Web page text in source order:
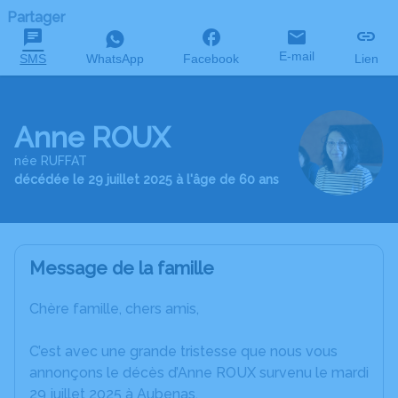
Partager
SMS WhatsApp Facebook E-mail Lien
Anne ROUX
née RUFFAT
décédée le 29 juillet 2025 à l'âge de 60 ans
Message de la famille
Chère famille, chers amis,
C’est avec une grande tristesse que nous vous
annonçons le décès d’Anne ROUX survenu le mardi
29 juillet 2025 à Aubenas.